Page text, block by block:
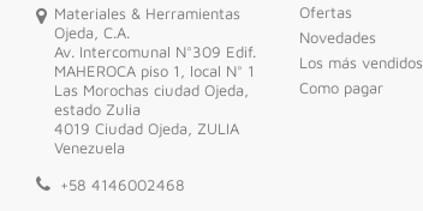
Materiales & Herramientas
Ojeda, C.A.
Av. Intercomunal N°309 Edif.
MAHEROCA piso 1, local N° 1
Las Morochas ciudad Ojeda,
estado Zulia
4019 Ciudad Ojeda, ZULIA
Venezuela
+58 4146002468
Ofertas
Novedades
Los más vendidos
Como pagar